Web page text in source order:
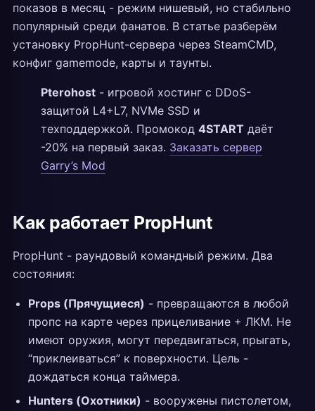
показов в месяц - режим нишевый, но стабильно
популярный среди фанатов. В статье разберём
установку PropHunt-сервера через SteamCMD,
конфиг gamemode, карты и таунты.
Pterohost - игровой хостинг с DDoS-
защитой L4+L7, NVMe SSD и
техподдержкой. Промокод 4START даёт
-20% на первый заказ. Заказать сервер
Garry’s Mod
Как работает PropHunt
PropHunt - раундовый командный режим. Два
состояния:
Props (Прячущиеся) - превращаются в любой
пропс на карте через прицеливание + ЛКМ. Не
имеют оружия, могут передвигаться, прыгать,
“приклеиваться” к поверхности. Цель -
дождаться конца таймера.
Hunters (Охотники) - вооружены пистолетом,